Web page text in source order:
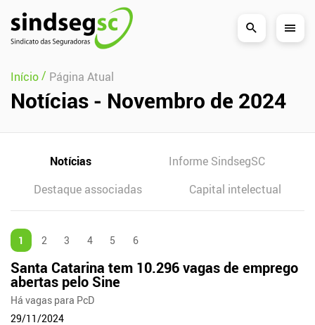
Pular Navegação (s)
Início/ Página Atual
Notícias - Novembro de 2024
Notícias
Informe SindsegSC
Destaque associadas
Capital intelectual
1 2 3 4 5 6
Santa Catarina tem 10.296 vagas de emprego
abertas pelo Sine
Há vagas para PcD
29/11/2024